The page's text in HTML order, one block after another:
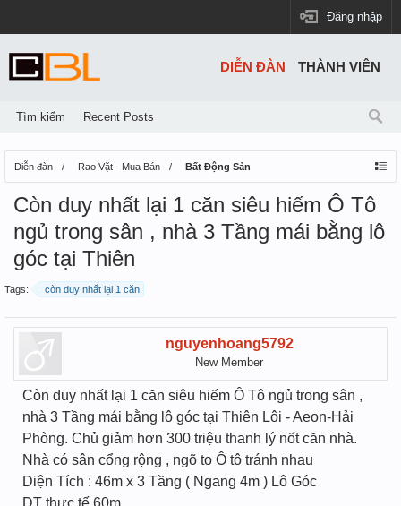
Đăng nhập
Diễn đàn Rao Vặt - Mua Bán Bất Động Sản
️️Còn duy nhất lại 1 căn siêu hiếm Ô Tô
ngủ trong sân , nhà 3 Tầng mái bằng lô
góc tại Thiên
Tags: ️️còn duy nhất lại 1 căn
nguyenhoang5792
New Member
️️Còn duy nhất lại 1 căn siêu hiếm Ô Tô ngủ trong sân ,
nhà 3 Tầng mái bằng lô góc tại Thiên Lôi - Aeon-Hải
Phòng. Chủ giảm hơn 300 triệu thanh lý nốt căn nhà.
Nhà có sân cổng rộng , ngõ to Ô tô tránh nhau
Diện Tích : 46m x 3 Tầng ( Ngang 4m ) Lô Góc
DT thực tế 60m
DIỄN ĐÀN
Tìm kiếm Recent Posts
THÀNH VIÊN